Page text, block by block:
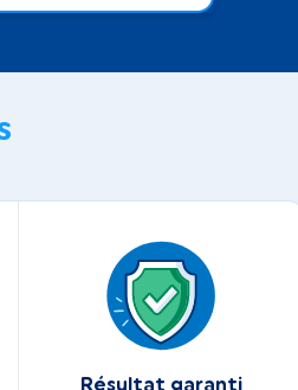
Résultat garanti